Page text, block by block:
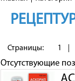
Страницы: 1
Отсутствующие